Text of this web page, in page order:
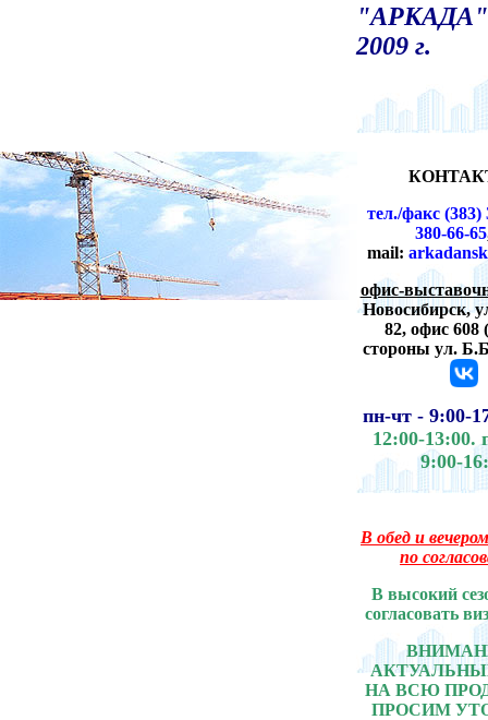
2009 г.
тел./факс (383)
380-66-65
mail:
офис-
Новосибирск,
82, офис 608 (
стороны ул.
пн-чт - 9:00-
12:00-13:00.
9:00-
В обед и
по
В высокий
согласовать
НА ВСЮ
ПРОСИМ